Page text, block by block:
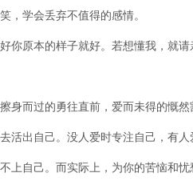
，学会丢弃不值得的感情。
你原本的样子就好。若想懂我，就请
而过的勇往直前，爱而未得的慨然
活出自己。没人爱时专注自己，有人
上自己。而实际上，为你的苦恼和